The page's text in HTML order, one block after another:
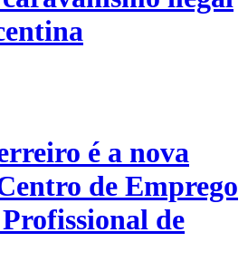
é a nova
de Emprego
de